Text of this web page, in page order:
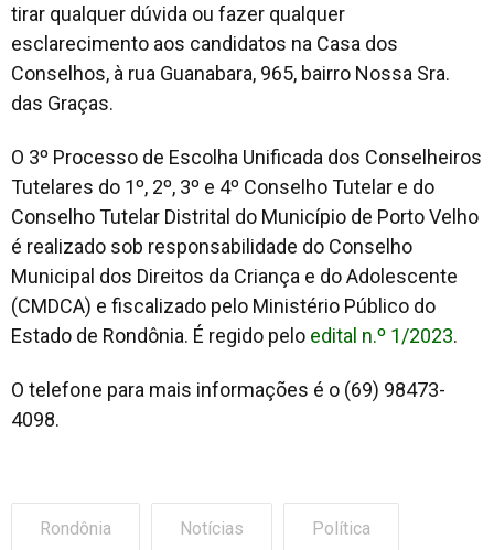
tirar qualquer dúvida ou fazer qualquer
esclarecimento aos candidatos na Casa dos
Conselhos, à rua Guanabara, 965, bairro Nossa Sra.
das Graças.
O 3º Processo de Escolha Unificada dos Conselheiros
Tutelares do 1º, 2º, 3º e 4º Conselho Tutelar e do
Conselho Tutelar Distrital do Município de Porto Velho
é realizado sob responsabilidade do Conselho
Municipal dos Direitos da Criança e do Adolescente
(CMDCA) e fiscalizado pelo Ministério Público do
Estado de Rondônia. É regido pelo edital n.º 1/2023.
O telefone para mais informações é o (69) 98473-
4098.
Rondônia Notícias Política